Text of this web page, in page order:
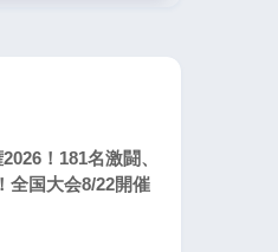
！181名激闘、
全国大会8/22開催